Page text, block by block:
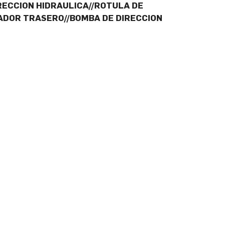
HIDRAULICA//ROTULA DE
TRASERO//BOMBA DE DIRECCION